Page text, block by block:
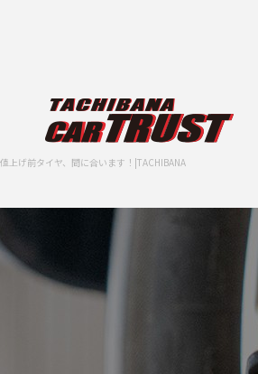
値上げ前タイヤ、間に合います！|TACHIBANA